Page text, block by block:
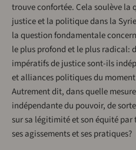
trouve confortée. Cela soulève
justice et la politique dans la
la question fondamentale
le plus profond et le plus radical:
impératifs de justice sont-ils
et alliances politiques du
Autrement dit, dans quelle
indépendante du pouvoir, de
sur sa légitimité et son équité
ses agissements et ses pratiques?